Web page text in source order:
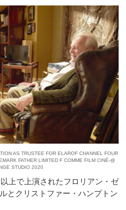
AS TRUSTEE FOR ELAROF CHANNEL FOUR
FATHER LIMITED F COMME FILM CINÉ-@
STUDIO 2020
上で上演されたフロリアン・ゼ
とクリストファー・ハンプトン